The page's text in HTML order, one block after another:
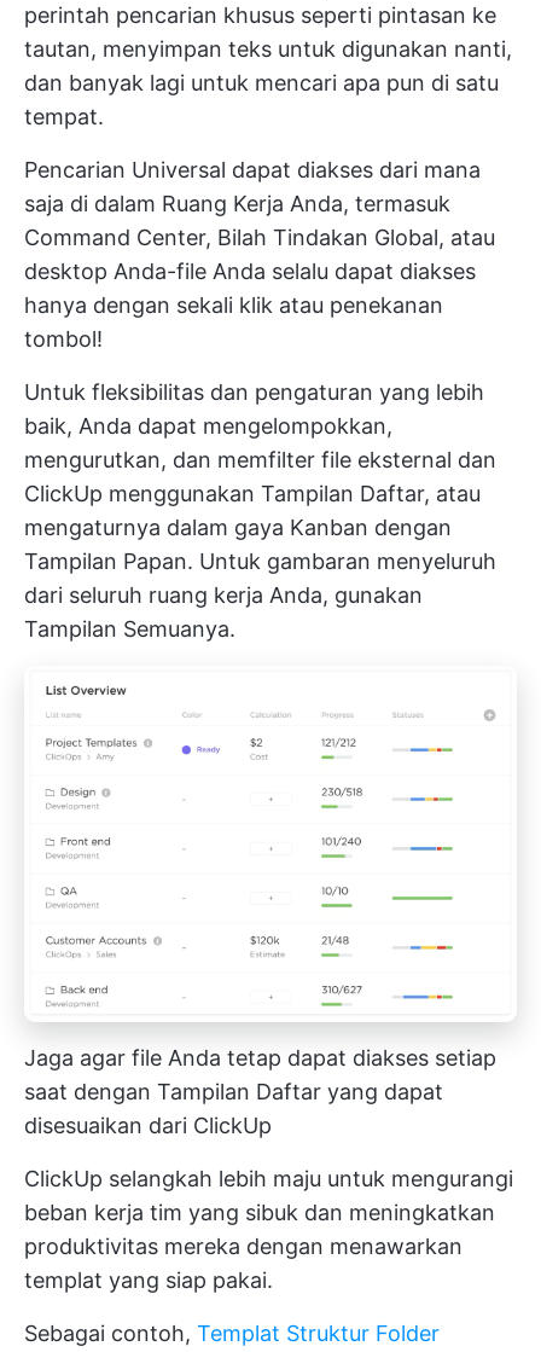
perintah pencarian khusus seperti pintasan ke
tautan, menyimpan teks untuk digunakan nanti,
dan banyak lagi untuk mencari apa pun di satu
tempat.
Pencarian Universal dapat diakses dari mana
saja di dalam Ruang Kerja Anda, termasuk
Command Center, Bilah Tindakan Global, atau
desktop Anda-file Anda selalu dapat diakses
hanya dengan sekali klik atau penekanan
tombol!
Untuk fleksibilitas dan pengaturan yang lebih
baik, Anda dapat mengelompokkan,
mengurutkan, dan memfilter file eksternal dan
ClickUp menggunakan Tampilan Daftar, atau
mengaturnya dalam gaya Kanban dengan
Tampilan Papan. Untuk gambaran menyeluruh
dari seluruh ruang kerja Anda, gunakan
Tampilan Semuanya.
Jaga agar file Anda tetap dapat diakses setiap
saat dengan Tampilan Daftar yang dapat
disesuaikan dari ClickUp
ClickUp selangkah lebih maju untuk mengurangi
beban kerja tim yang sibuk dan meningkatkan
produktivitas mereka dengan menawarkan
templat yang siap pakai.
Sebagai contoh, Templat Struktur Folder